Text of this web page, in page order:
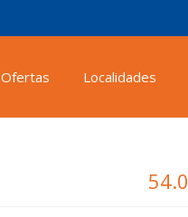
Ofertas Localidades